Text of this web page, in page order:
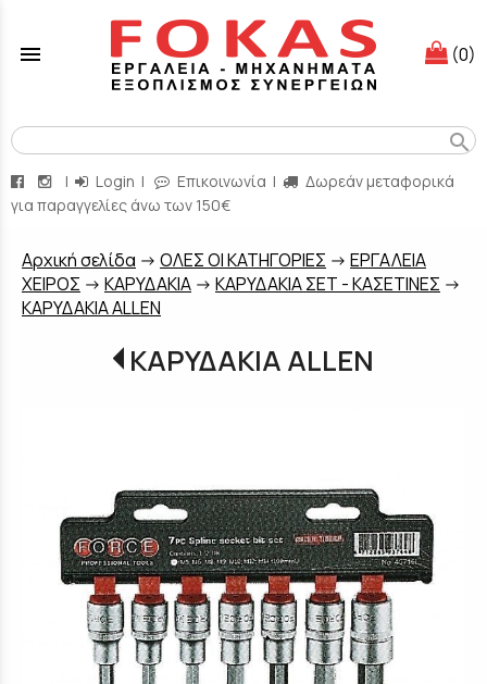
menu (0)
search
| Login | Επικοινωνία |
Δωρεάν μεταφορικά
για παραγγελίες άνω των 150€
Aρχική σελίδα -> ΟΛΕΣ ΟΙ ΚΑΤΗΓΟΡΙΕΣ -> ΕΡΓΑΛΕΙΑ
ΧΕΙΡΟΣ -> ΚΑΡΥΔΑΚΙΑ -> ΚΑΡΥΔΑΚΙΑ ΣΕΤ - ΚΑΣΕΤΙΝΕΣ ->
ΚΑΡΥΔΑΚΙΑ ALLEN
ΚΑΡΥΔΑΚΙΑ ALLEN